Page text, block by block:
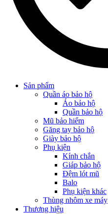
Sản phẩm
Quần áo bảo hộ
Áo bảo hộ
Quần bảo hộ
Mũ bảo hiểm
Găng tay bảo hộ
Giày bảo hộ
Phụ kiện
Kính chắn
Giáp bảo hộ
Đệm lót mũ
Balo
Phụ kiện khác
Thùng nhôm xe máy
Thương hiệu